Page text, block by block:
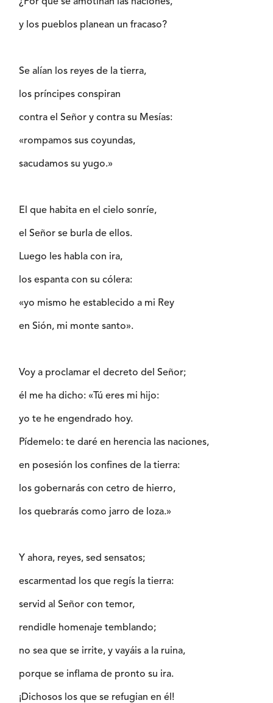
y los pueblos planean un fracaso?
Se alían los reyes de la tierra,
los príncipes conspiran
contra el Señor y contra su Mesías:
«rompamos sus coyundas,
sacudamos su yugo.»
El que habita en el cielo sonríe,
el Señor se burla de ellos.
Luego les habla con ira,
los espanta con su cólera:
«yo mismo he establecido a mi Rey
en Sión, mi monte santo».
Voy a proclamar el decreto del Señor;
él me ha dicho: «Tú eres mi hijo:
yo te he engendrado hoy.
Pídemelo: te daré en herencia las naciones,
en posesión los confines de la tierra:
los gobernarás con cetro de hierro,
los quebrarás como jarro de loza.»
Y ahora, reyes, sed sensatos;
escarmentad los que regís la tierra:
servid al Señor con temor,
rendidle homenaje temblando;
no sea que se irrite, y vayáis a la ruina,
porque se inflama de pronto su ira.
¡Dichosos los que se refugian en él!